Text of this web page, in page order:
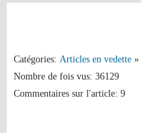
Catégories: Articles en vedette »
Nombre de fois vus: 36129
Commentaires sur l'article: 9